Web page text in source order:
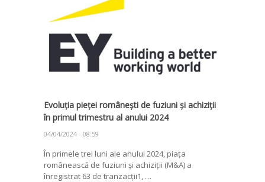
Evoluția pieței românești de fuziuni și achiziții
în primul trimestru al anului 2024
04/04/2024 - 08:59
În primele trei luni ale anului 2024, piața
românească de fuziuni și achiziții (M&A) a
înregistrat 63 de tranzacții1, …